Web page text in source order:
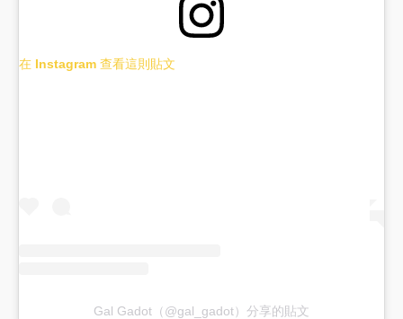
在 Instagram 查看這則貼文
Gal Gadot（@gal_gadot）分享的貼文